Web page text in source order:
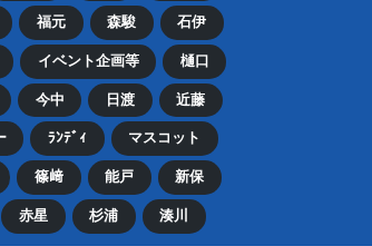
福元 森駿 石伊
イベント企画等 樋口
今中 日渡 近藤
ﾗﾝﾃﾞｨ マスコット
篠﨑 能戸 新保
赤星 杉浦 湊川